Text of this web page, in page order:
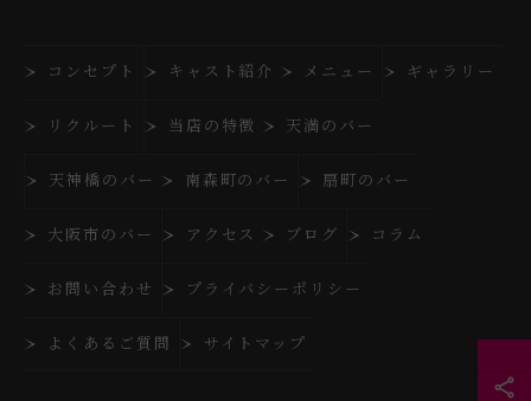
コンセプト キャスト紹介 メニュー ギャラリー
リクルート 当店の特徴 天満のバー
天神橋のバー 南森町のバー 扇町のバー
大阪市のバー アクセス ブログ コラム
お問い合わせ プライバシーポリシー
よくあるご質問 サイトマップ